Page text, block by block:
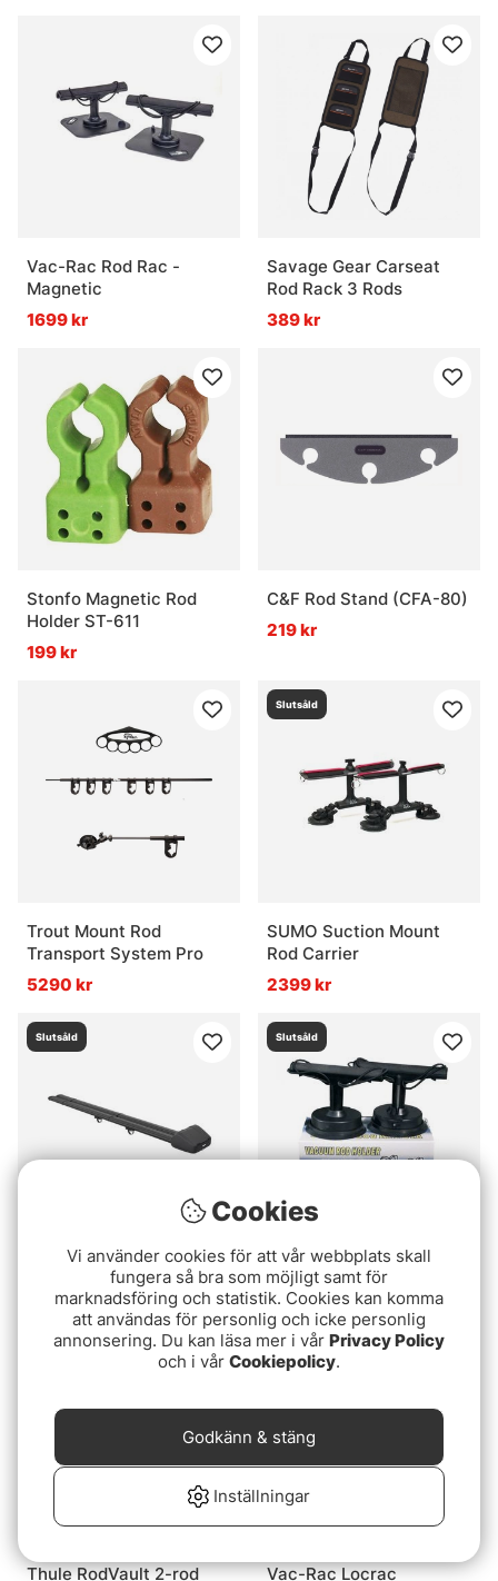
Vac-Rac Rod Rac -
Magnetic
1699 kr
Savage Gear Carseat
Rod Rack 3 Rods
389 kr
Stonfo Magnetic Rod
Holder ST-611
199 kr
C&F Rod Stand (CFA-80)
219 kr
Trout Mount Rod
Transport System Pro
5290 kr
Slutsåld
SUMO Suction Mount
Rod Carrier
2399 kr
Slutsåld
Thule RodVault 4-rod
4999 kr
Slutsåld
Bilspöhållare Vacuum
499 kr
Slutsåld
Thule RodVault 2-rod
Slutsåld
Vac-Rac Locrac
Cookies
Vi använder cookies för att vår webbplats skall
fungera så bra som möjligt samt för
marknadsföring och statistik. Cookies kan komma
att användas för personlig och icke personlig
annonsering. Du kan läsa mer i vår Privacy Policy
och i vår Cookiepolicy.
Inställningar
Godkänn & stäng